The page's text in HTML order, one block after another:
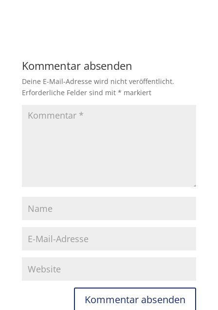
Kommentar absenden
Deine E-Mail-Adresse wird nicht veröffentlicht.
Erforderliche Felder sind mit * markiert